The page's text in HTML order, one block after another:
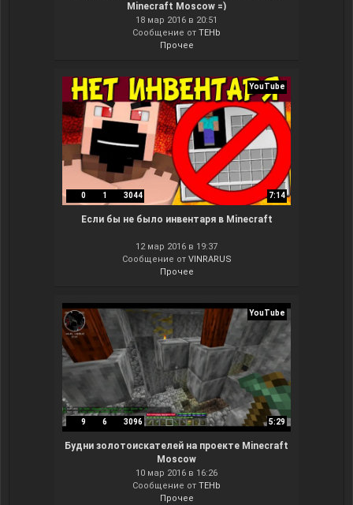
Minecraft Moscow =)
18 мар 2016 в 20:51
Сообщение от TEHb
Прочее
YouTube
0 1 3044 7:14
Если бы не было инвентаря в Minecraft
12 мар 2016 в 19:37
Сообщение от VINRARUS
Прочее
YouTube
9 6 3096 5:29
Будни золотоискателей на проекте Minecraft
Moscow
10 мар 2016 в 16:26
Сообщение от TEHb
Прочее